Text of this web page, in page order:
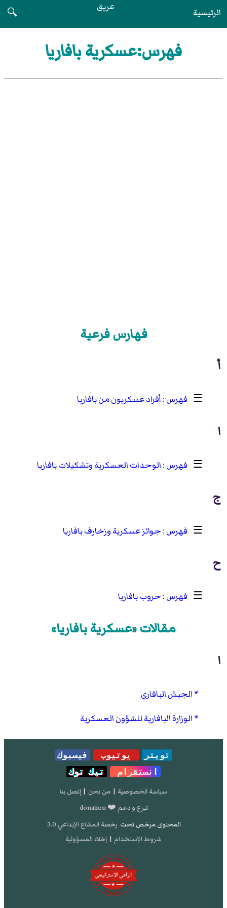
الرئيسية عريق
🔍
فهرس:عسكرية بافاريا
فهارس فرعية
أ
☰ أفراد عسكريون من بافاريا
ا
☰ الوحدات العسكرية وتشكيلات بافاريا
ج
☰ جوائز عسكرية وزخارف بافاريا
ح
☰ حروب بافاريا
مقالات «عسكرية بافاريا»
ا
الجيش البافاري
الوزارة البافارية للشؤون العسكرية
تويتر يوتيوب
فيسبوك
انستقرام
تيك توك
سياسة الخصوصية | من نحن | إتصل بنا
تبرع و دعم ❤️ donation
المحتوى مرخص تحت رخصة المشاع الإبداعي 3.0
شروط الإستخدام | إخلاء المسؤولية